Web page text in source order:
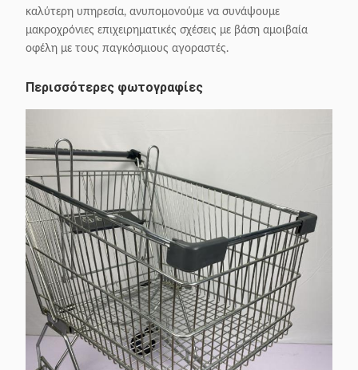
καλύτερη υπηρεσία, ανυπομονούμε να συνάψουμε
μακροχρόνιες επιχειρηματικές σχέσεις με βάση αμοιβαία
οφέλη με τους παγκόσμιους αγοραστές.
Περισσότερες φωτογραφίες